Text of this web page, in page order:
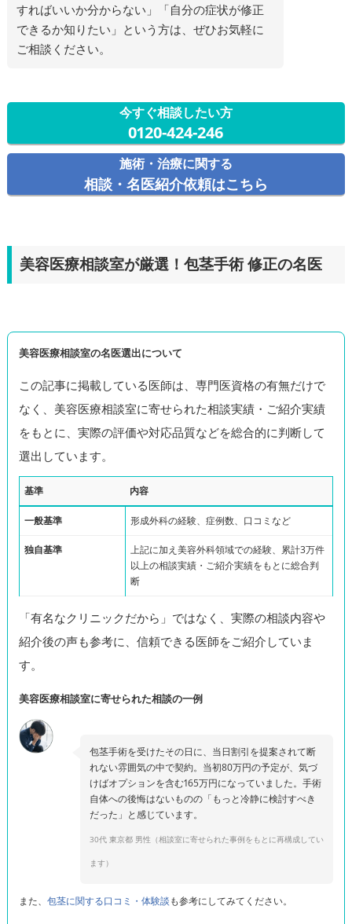
すればいいか分からない」「自分の症状が修正
できるか知りたい」という方は、ぜひお気軽に
今すぐ相談したい方
0120-424-246
施術・治療に関する
相談・名医紹介依頼はこちら
美容医療相談室が厳選！包茎手術 修正の名医
美容医療相談室の名医選出について
この記事に掲載している医師は、専門医資格の有無だけで
なく、美容医療相談室に寄せられた相談実績・ご紹介実績
をもとに、実際の評価や対応品質などを総合的に判断して
選出しています。
基準 内容
一般基準 形成外科の経験、症例数、口コミなど
独自基準
上記に加え美容外科領域での経験、累計3万件
以上の相談実績・ご紹介実績をもとに総合判
断
「有名なクリニックだから」ではなく、実際の相談内容や
紹介後の声も参考に、信頼できる医師をご紹介していま
す。
美容医療相談室に寄せられた相談の一例
包茎手術を受けたその日に、当日割引を提案されて断
れない雰囲気の中で契約。当初80万円の予定が、気づ
けばオプションを含む165万円になっていました。手術
自体への後悔はないものの「もっと冷静に検討すべき
30代 東京都 男性（相談室に寄せられた事例をもとに再構成してい
ます）
また、 包茎に関する口コミ・体験談も参考にしてみてください。